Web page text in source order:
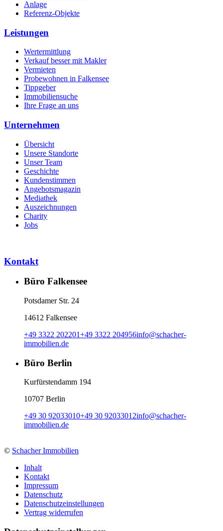
Anlage
Referenz-Objekte
Leistungen
Wertermittlung
Verkauf besser mit Makler
Vermieten
Probewohnen in Falkensee
Tippgeber
Immobiliensuche
Ihre Frage an uns
Unternehmen
Übersicht
Unsere Standorte
Unser Team
Geschichte
Kundenstimmen
Angebotsmagazin
Mediathek
Auszeichnungen
Charity
Jobs
Kontakt
Büro Falkensee
Potsdamer Str. 24
14612 Falkensee
+49 3322 202201+49 3322 204956info@schacher-
immobilien.de
Büro Berlin
Kurfürstendamm 194
10707 Berlin
+49 30 92033010+49 30 92033012info@schacher-
immobilien.de
© Schacher Immobilien
Inhalt
Kontakt
Impressum
Datenschutz
Datenschutzeinstellungen
Vertrag widerrufen